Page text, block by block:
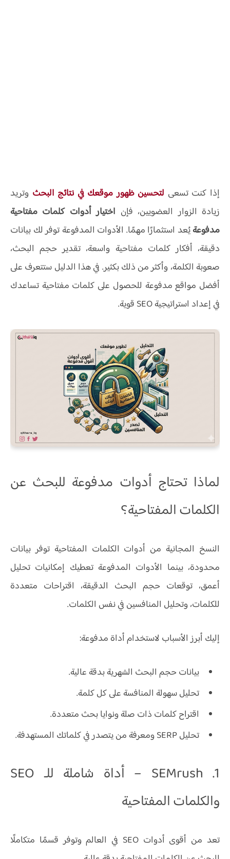
إذا كنت تسعى لتحسين ظهور موقعك في نتائج البحث وتريد
زيادة الزوار العضويين، فإن اختيار أدوات كلمات مفتاحية
مدفوعةيُعد استثمارًا مهمًا. الأدوات المدفوعة توفر لك بيانات
دقيقة، أفكار كلمات مفتاحية واسعة، تقدير حجم البحث،
صعوبة الكلمة، وأكثر من ذلك بكثير. في هذا الدليل ستتعرف على
أفضل مواقع مدفوعة للحصول على كلمات مفتاحية تساعدك
في إعداد استراتيجية SEO قوية.
لماذا تحتاج أدوات مدفوعة للبحث عن
الكلمات المفتاحية؟
النسخ المجانية من أدوات الكلمات المفتاحية توفر بيانات
محدودة، بينما الأدوات المدفوعة تعطيك إمكانيات تحليل
أعمق، توقعات حجم البحث الدقيقة، اقتراحات متعددة
للكلمات، وتحليل المنافسين في نفس الكلمات.
إليك أبرز الأسباب لاستخدام أداة مدفوعة:
بيانات حجم البحث الشهرية بدقة عالية.
تحليل سهولة المنافسة على كل كلمة.
اقتراح كلمات ذات صلة ونوايا بحث متعددة.
تحليل SERP ومعرفة من يتصدر في كلماتك المستهدفة.
1. SEMrush – أداة شاملة للـ SEO
والكلمات المفتاحية
تعد من أقوى أدوات SEO في العالم وتوفر قسمًا متكاملًا